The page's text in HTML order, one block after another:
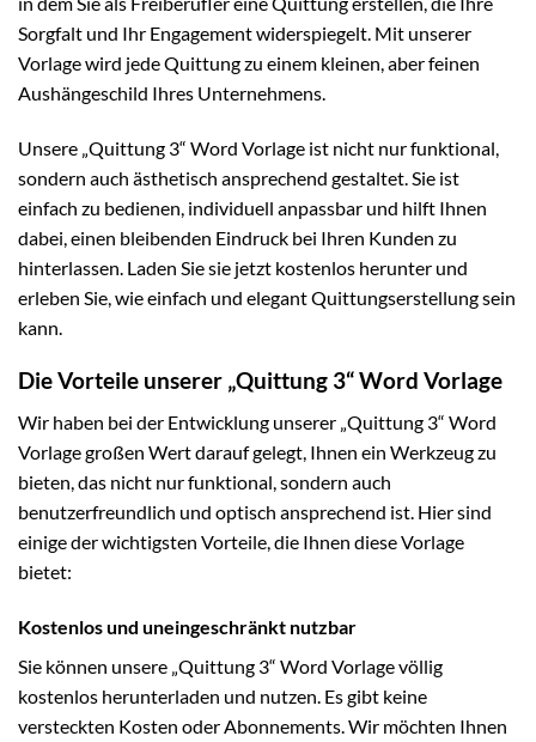
Sorgfalt und Ihr Engagement widerspiegelt. Mit unserer
Vorlage wird jede Quittung zu einem kleinen, aber feinen
Aushängeschild Ihres Unternehmens.
Unsere „Quittung 3“ Word Vorlage ist nicht nur funktional,
sondern auch ästhetisch ansprechend gestaltet. Sie ist
einfach zu bedienen, individuell anpassbar und hilft Ihnen
dabei, einen bleibenden Eindruck bei Ihren Kunden zu
hinterlassen. Laden Sie sie jetzt kostenlos herunter und
erleben Sie, wie einfach und elegant Quittungserstellung sein
kann.
Die Vorteile unserer „Quittung 3“ Word Vorlage
Wir haben bei der Entwicklung unserer „Quittung 3“ Word
Vorlage großen Wert darauf gelegt, Ihnen ein Werkzeug zu
bieten, das nicht nur funktional, sondern auch
benutzerfreundlich und optisch ansprechend ist. Hier sind
einige der wichtigsten Vorteile, die Ihnen diese Vorlage
bietet:
Kostenlos und uneingeschränkt nutzbar
Sie können unsere „Quittung 3“ Word Vorlage völlig
kostenlos herunterladen und nutzen. Es gibt keine
versteckten Kosten oder Abonnements. Wir möchten Ihnen